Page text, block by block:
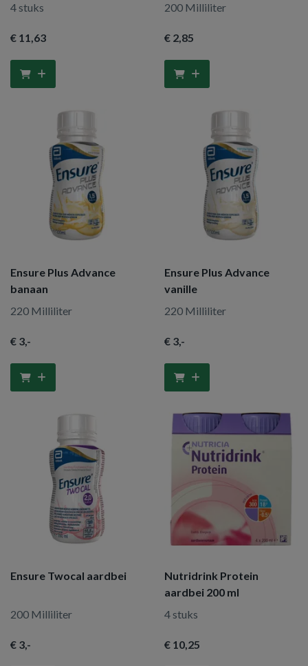
4 stuks
€ 11,63
200 Milliliter
€ 2,85
Ensure Plus Advance
banaan
220 Milliliter
€ 3,-
Ensure Plus Advance
vanille
220 Milliliter
€ 3,-
Ensure Twocal aardbei
200 Milliliter
€ 3,-
Nutridrink Protein
aardbei 200 ml
4 stuks
€ 10,25